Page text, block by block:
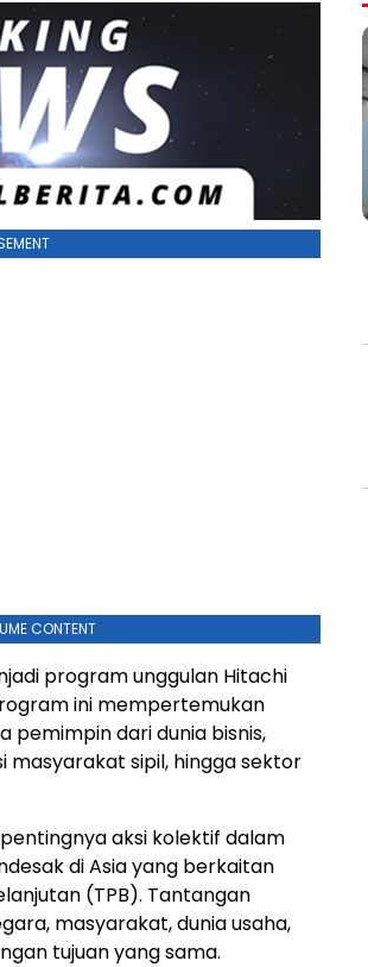
CONTENT
program unggulan Hitachi
ini mempertemukan
pemimpin dari dunia bisnis,
masyarakat sipil, hingga sektor
aksi kolektif dalam
di Asia yang berkaitan
(TPB). Tantangan
masyarakat, dunia usaha,
tujuan yang sama.